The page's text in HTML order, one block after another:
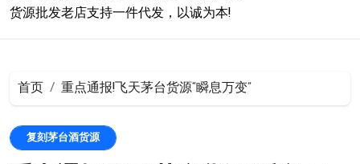
货源批发老店支持一件代发，以诚为本!
首页 重点通报!飞天茅台货源“瞬息万变”
复刻茅台酒货源